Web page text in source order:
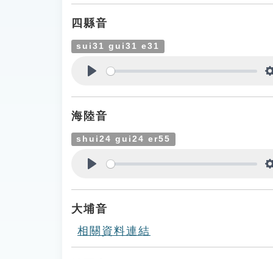
四縣音
sui31 gui31 e31
海陸音
shui24 gui24 er55
大埔音
相關資料連結